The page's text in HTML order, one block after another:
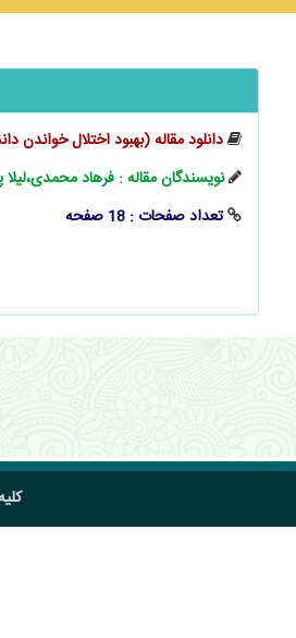
دانلود مقاله (‬‬‬‬‬‬‬‬‬‬‬‬‬‬‬‬‬‬‬‬بهبود اختلال خواندن
نویسندگان مقاله : فرهاد
تعداد صفحات : 18 صفحه